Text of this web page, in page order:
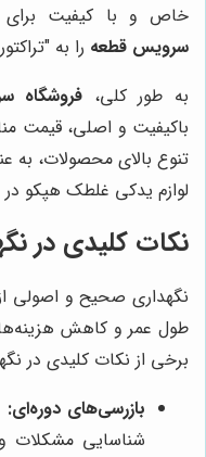
خاص و با کیفیت
سرویس قطعه را به
به طور کلی، فروشگاه
باکیفیت و اصلی، قیمت
تنوع بالای محصولات، به
لوازم یدکی غلطک هپکو در
نکات کلیدی در
نگهداری صحیح و اصولی
طول عمر و کاهش
برخی از نکات کلیدی در
بازرسی‌های دوره‌ای:
شناسایی مشکلات